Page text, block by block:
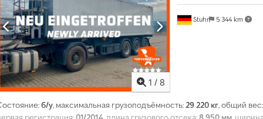
к
е
р
1 / 8
Stuhr 5 344 km
б/у, максимальная грузоподъёмность: 29 220 кг, общий вес: